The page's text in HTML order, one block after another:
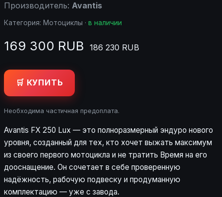
Производитель: Avantis
Категория: Мотоциклы · в наличии
169 300 RUB 186 230 RUB
🛒 КУПИТЬ
Необходима частичная предоплата.
Avantis FX 250 Lux — это полноразмерный эндуро нового
уровня, созданный для тех, кто хочет выжать максимум
из своего первого мотоцикла и не тратить Время на его
дооснащение. Он сочетает в себе проверенную
надёжность, рабочую подвеску и продуманную
комплектацию — уже с завода.